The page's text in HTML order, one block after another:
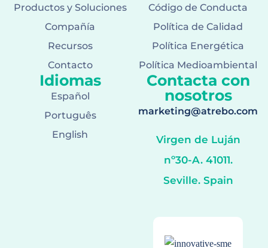
Productos y Soluciones
Compañía
Recursos
Contacto
Código de Conducta
Política de Calidad
Política Energética
Política Medioambiental
Idiomas
Español
Português
English
Contacta con
nosotros
marketing@atrebo.com
Virgen de Luján
nº30-A. 41011.
Seville. Spain